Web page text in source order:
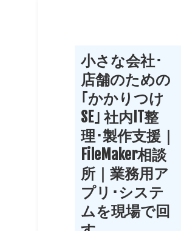
小さな会社･
店舗のための
｢かかりつけ
SE｣ 社内IT整
理･製作支援｜
FileMaker相談
所｜業務用ア
プリ･システ
ムを現場で回